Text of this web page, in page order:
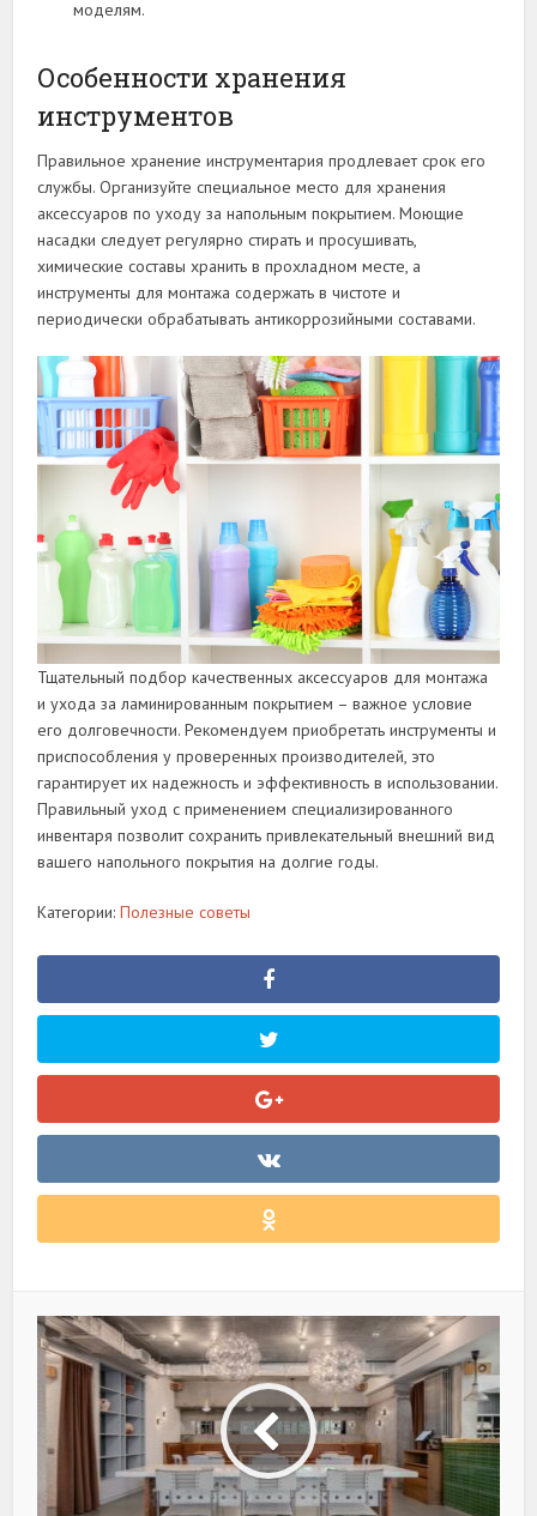
моделям.
Особенности хранения
инструментов
Правильное хранение инструментария продлевает срок его
службы. Организуйте специальное место для хранения
аксессуаров по уходу за напольным покрытием. Моющие
насадки следует регулярно стирать и просушивать,
химические составы хранить в прохладном месте, а
инструменты для монтажа содержать в чистоте и
периодически обрабатывать антикоррозийными составами.
Тщательный подбор качественных аксессуаров для монтажа
и ухода за ламинированным покрытием – важное условие
его долговечности. Рекомендуем приобретать инструменты и
приспособления у проверенных производителей, это
гарантирует их надежность и эффективность в использовании.
Правильный уход с применением специализированного
инвентаря позволит сохранить привлекательный внешний вид
вашего напольного покрытия на долгие годы.
Категории:Полезные советы